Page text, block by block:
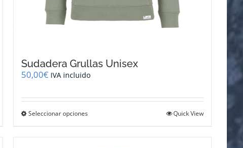
Sudadera Grullas Unisex
50,00€ IVA incluido
Seleccionar opcionesEste
Quick View